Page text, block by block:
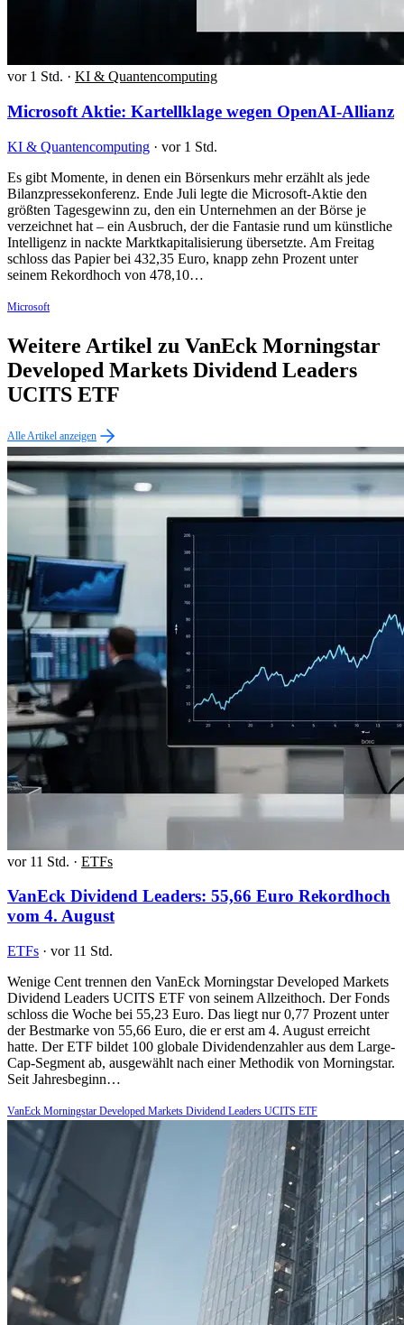
vor 1 Std. · KI & Quantencomputing
Microsoft Aktie: Kartellklage wegen OpenAI-Allianz
KI & Quantencomputing · vor 1 Std.
Es gibt Momente, in denen ein Börsenkurs mehr erzählt als jede
Bilanzpressekonferenz. Ende Juli legte die Microsoft-Aktie den
größten Tagesgewinn zu, den ein Unternehmen an der Börse je
verzeichnet hat – ein Ausbruch, der die Fantasie rund um künstliche
Intelligenz in nackte Marktkapitalisierung übersetzte. Am Freitag
schloss das Papier bei 432,35 Euro, knapp zehn Prozent unter
seinem Rekordhoch von 478,10…
Microsoft
Weitere Artikel zu VanEck Morningstar
Developed Markets Dividend Leaders
UCITS ETF
Alle Artikel anzeigen
vor 11 Std. · ETFs
VanEck Dividend Leaders: 55,66 Euro Rekordhoch
vom 4. August
ETFs · vor 11 Std.
Wenige Cent trennen den VanEck Morningstar Developed Markets
Dividend Leaders UCITS ETF von seinem Allzeithoch. Der Fonds
schloss die Woche bei 55,23 Euro. Das liegt nur 0,77 Prozent unter
der Bestmarke von 55,66 Euro, die er erst am 4. August erreicht
hatte. Der ETF bildet 100 globale Dividendenzahler aus dem Large-
Cap-Segment ab, ausgewählt nach einer Methodik von Morningstar.
Seit Jahresbeginn…
VanEck Morningstar Developed Markets Dividend Leaders UCITS ETF